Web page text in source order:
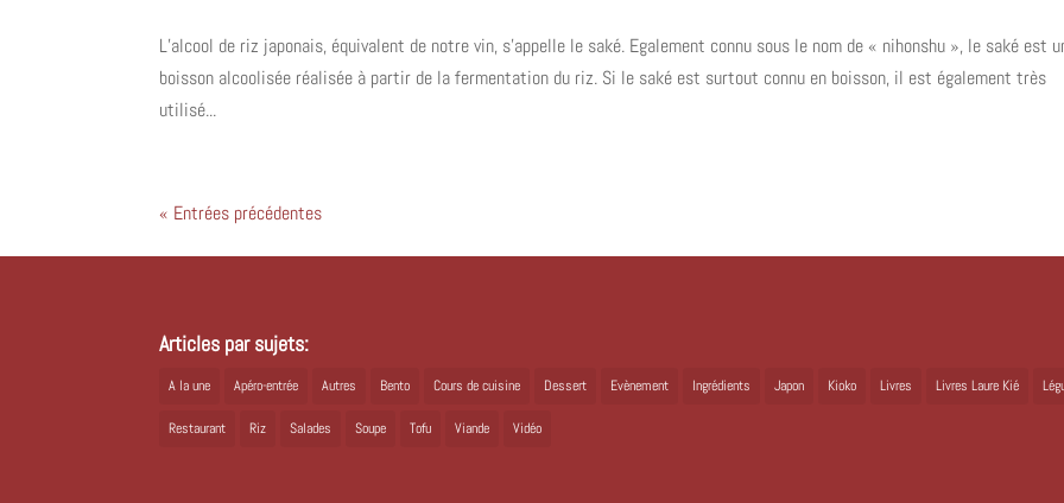
L’alcool de riz japonais, équivalent de notre vin, s’appelle le saké. Egalement connu sous le nom de « nihonshu », le saké est
boisson alcoolisée réalisée à partir de la fermentation du riz. Si le saké est surtout connu en boisson, il est également très
utilisé...
« Entrées précédentes
Articles par sujets:
A la une Apéro-entrée Autres Bento Cours de cuisine Dessert Evènement Ingrédients Japon Kioko Livres Livres Laure Kié
Restaurant Riz Salades Soupe Tofu Viande Vidéo